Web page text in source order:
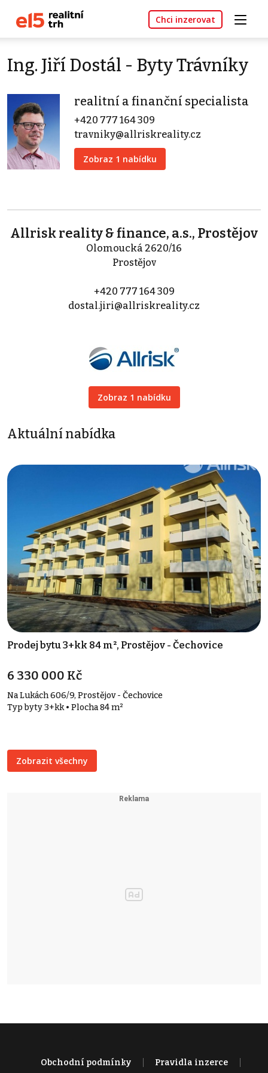
Chci inzerovat
Ing. Jiří Dostál - Byty Trávníky
realitní a finanční specialista
+420 777 164 309
travniky@allriskreality.cz
Zobraz 1 nabídku
Allrisk reality & finance, a.s., Prostějov
Olomoucká 2620/16
Prostějov
+420 777 164 309
dostal.jiri@allriskreality.cz
Zobraz 1 nabídku
Aktuální nabídka
Prodej bytu 3+kk 84 m², Prostějov - Čechovice
6 330 000 Kč
Na Lukách 606/9, Prostějov - Čechovice
Typ byty 3+kk • Plocha 84 m²
Zobrazit všechny
Obchodní podmínky Pravidla inzerce